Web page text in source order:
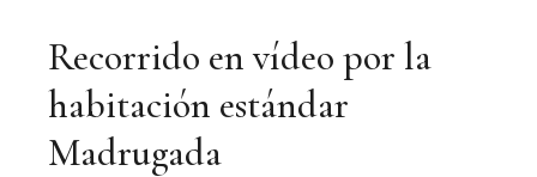
Recorrido en vídeo por la
habitación estándar
Madrugada